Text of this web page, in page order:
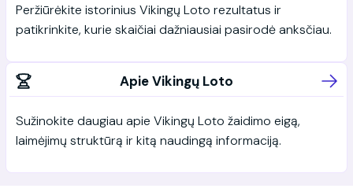
Peržiūrėkite istorinius Vikingų Loto rezultatus ir
patikrinkite, kurie skaičiai dažniausiai pasirodė anksčiau.
Apie Vikingų Loto
Sužinokite daugiau apie Vikingų Loto žaidimo eigą,
laimėjimų struktūrą ir kitą naudingą informaciją.